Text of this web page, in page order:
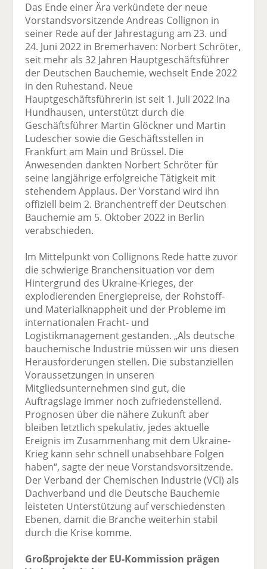
Das Ende einer Ära verkündete der neue
Vorstandsvorsitzende Andreas Collignon in
seiner Rede auf der Jahrestagung am 23. und
24. Juni 2022 in Bremerhaven: Norbert Schröter,
seit mehr als 32 Jahren Hauptgeschäftsführer
der Deutschen Bauchemie, wechselt Ende 2022
in den Ruhestand. Neue
Hauptgeschäftsführerin ist seit 1. Juli 2022 Ina
Hundhausen, unterstützt durch die
Geschäftsführer Martin Glöckner und Martin
Ludescher sowie die Geschäftsstellen in
Frankfurt am Main und Brüssel. Die
Anwesenden dankten Norbert Schröter für
seine langjährige erfolgreiche Tätigkeit mit
stehendem Applaus. Der Vorstand wird ihn
offiziell beim 2. Branchentreff der Deutschen
Bauchemie am 5. Oktober 2022 in Berlin
verabschieden.
Im Mittelpunkt von Collignons Rede hatte zuvor
die schwierige Branchensituation vor dem
Hintergrund des Ukraine-Krieges, der
explodierenden Energiepreise, der Rohstoff-
und Materialknappheit und der Probleme im
internationalen Fracht- und
Logistikmanagement gestanden. „Als deutsche
bauchemische Industrie müssen wir uns diesen
Herausforderungen stellen. Die substanziellen
Voraussetzungen in unseren
Mitgliedsunternehmen sind gut, die
Auftragslage immer noch zufriedenstellend.
Prognosen über die nähere Zukunft aber
bleiben letztlich spekulativ, jedes aktuelle
Ereignis im Zusammenhang mit dem Ukraine-
Krieg kann sehr schnell unabsehbare Folgen
haben“, sagte der neue Vorstandsvorsitzende.
Der Verband der Chemischen Industrie (VCI) als
Dachverband und die Deutsche Bauchemie
leisteten Unterstützung auf verschiedensten
Ebenen, damit die Branche weiterhin stabil
durch die Krise komme.
Großprojekte der EU-Kommission prägen